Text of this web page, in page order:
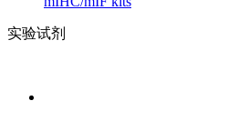
实验试剂